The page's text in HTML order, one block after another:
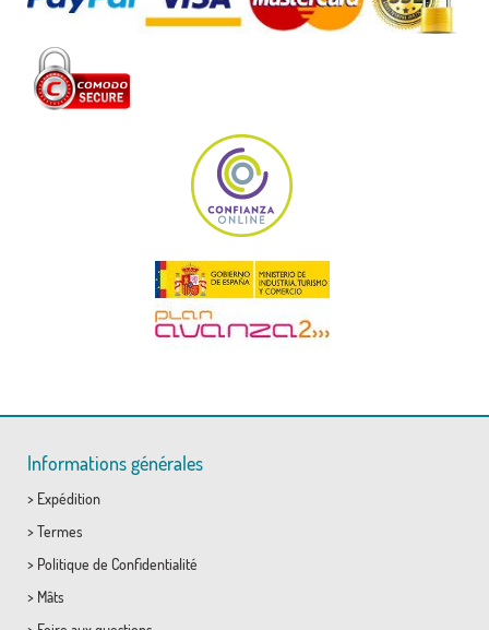
Informations générales
> Expédition
> Termes
> Politique de Confidentialité
> Mâts